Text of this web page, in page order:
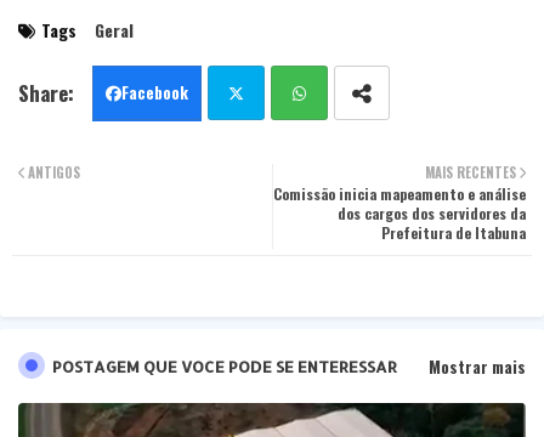
Tags Geral
Facebook
tsa
MAIS RECENTES
Comissão inicia mapeamento e análise
dos cargos dos servidores da
Prefeitura de Itabuna
ANTIGOS
POSTAGEM QUE VOCE PODE SE ENTERESSAR Mostrar mais